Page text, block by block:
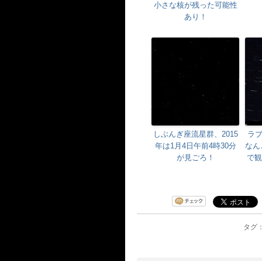
小さな核が残った可能性
あり！
しぶんぎ座流星群、2015
年は1月4日午前4時30分
が見ごろ！
ラ
な
で
タグ